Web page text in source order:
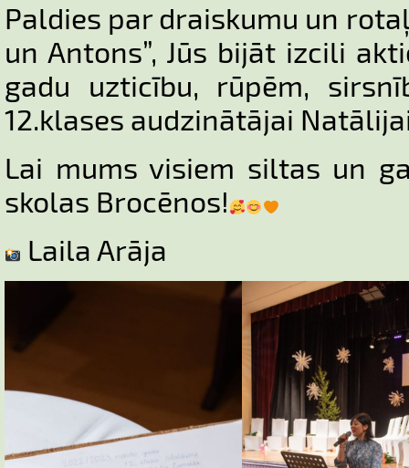
Paldies par draiskumu un
un Antons”, Jūs bijāt izcili
gadu uzticību, rūpēm,
12.klases audzinātājai
Lai mums visiem siltas un
skolas Brocēnos!
Laila Arāja